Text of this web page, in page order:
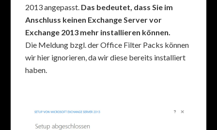
2013 angepasst. Das bedeutet, dass Sie im
Anschluss keinen Exchange Server vor
Exchange 2013 mehr installieren können.
Die Meldung bzgl. der Office Filter Packs können
wir hier ignorieren, da wir diese bereits installiert
haben.